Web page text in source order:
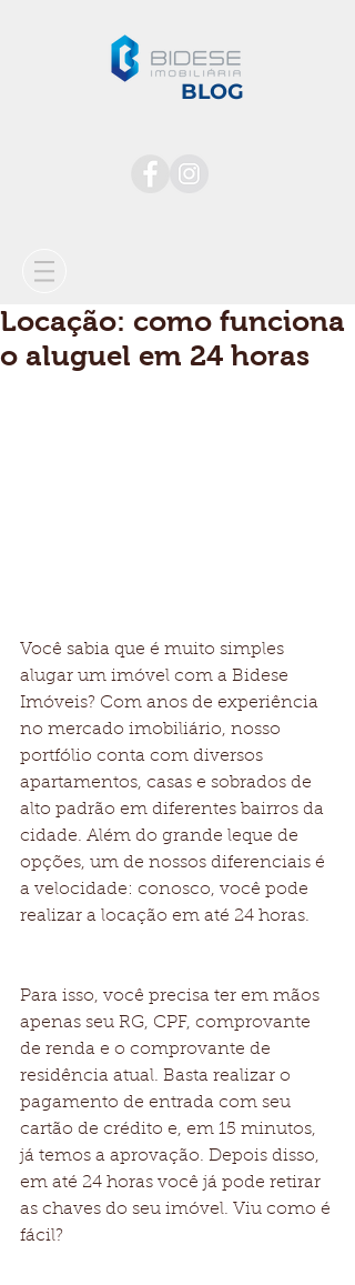
BLOG
Locação: como funciona
o aluguel em 24 horas
Você sabia que é muito simples
alugar um imóvel com a Bidese
Imóveis? Com anos de experiência
no mercado imobiliário, nosso
portfólio conta com diversos
apartamentos, casas e sobrados de
alto padrão em diferentes bairros da
cidade. Além do grande leque de
opções, um de nossos diferenciais é
a velocidade: conosco, você pode
realizar a locação em até 24 horas.
Para isso, você precisa ter em mãos
apenas seu RG, CPF, comprovante
de renda e o comprovante de
residência atual. Basta realizar o
pagamento de entrada com seu
cartão de crédito e, em 15 minutos,
já temos a aprovação. Depois disso,
em até 24 horas você já pode retirar
as chaves do seu imóvel. Viu como é
fácil?